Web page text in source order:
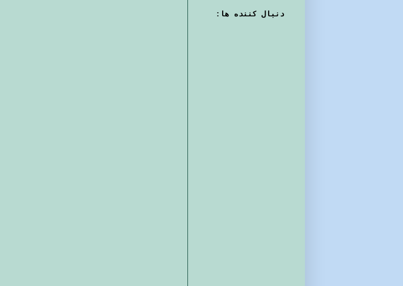
دنبال كننده ها: